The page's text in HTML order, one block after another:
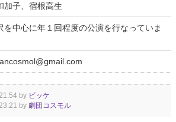
加子、宿根高生
を中心に年１回程度の公演を行なっていま
by ビッケ
by 劇団コスモル